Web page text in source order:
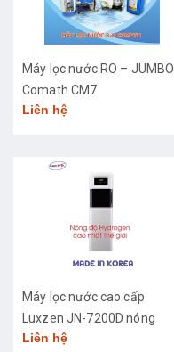
Máy lọc nước RO – JUMBO
Comath CM7
Liên hệ
Máy lọc nước cao cấp
Luxzen JN-7200D nóng
lạnh
Liên hệ